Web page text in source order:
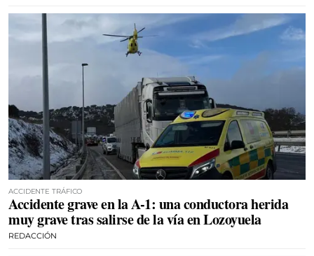
ACCIDENTE TRÁFICO
Accidente grave en la A-1: una conductora herida
muy grave tras salirse de la vía en Lozoyuela
REDACCIÓN